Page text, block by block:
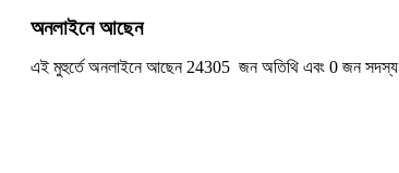
অনলাইনে আছেন
এই মুহুর্তে অনলাইনে আছেন 24305 জন অতিথি এবং 0 জন সদস্য